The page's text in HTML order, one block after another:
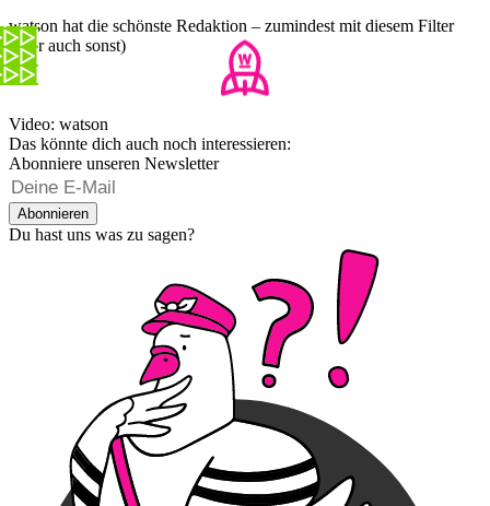
watson hat die schönste Redaktion – zumindest mit diesem Filter
(aber auch sonst)
Video: watson
Das könnte dich auch noch interessieren:
Abonniere unseren Newsletter
Abonnieren
Du hast uns was zu sagen?